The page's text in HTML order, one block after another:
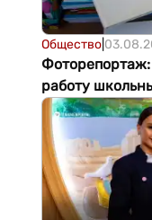
Общество|
работу